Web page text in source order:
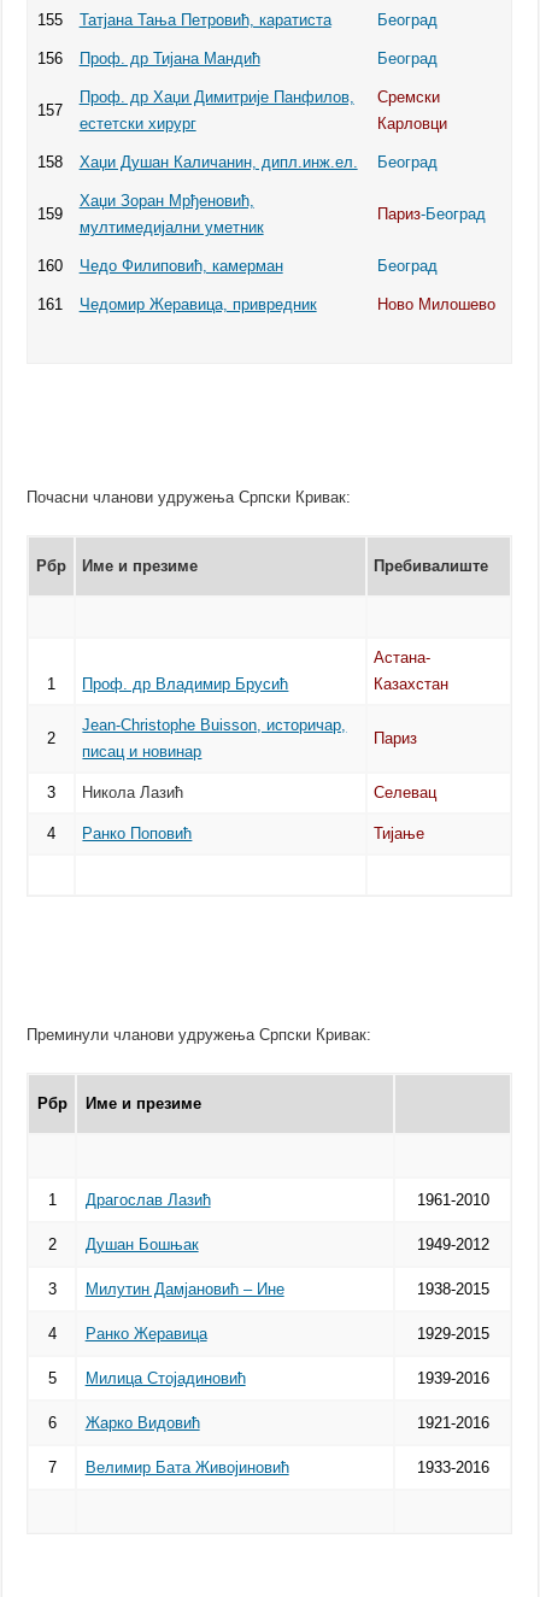
155 Татјана Тања Петровић, каратиста Београд
156 Проф. др Тијана Мандић Београд
157
Проф. др Хаџи Димитрије Панфилов,
естетски хирург
Сремски
Карловци
158 Хаџи Душан Каличанин, дипл.инж.ел. Београд
159
Хаџи Зоран Мрђеновић,
мултимедијални уметник
Париз-Београд
160 Чедо Филиповић, камерман Београд
161 Чедомир Жеравица, привредник Ново Милошево
Почасни чланови удружења Српски Кривак:
Рбр Име и презиме Пребивалиште
1 Проф. др Владимир Брусић
Астана-
Казахстан
2
Јean-Christophe Buisson, историчар,
писац и новинар
Париз
3 Никола Лазић Селевац
4 Ранко Поповић Тијање
Преминули чланови удружења Српски Кривак:
Рбр Име и презиме
1 Драгослав Лазић 1961-2010
2 Душан Бошњак 1949-2012
3 Милутин Дамјановић – Ине 1938-2015
4 Ранко Жеравица 1929-2015
5 Милица Стојадиновић 1939-2016
6 Жарко Видовић 1921-2016
7 Велимир Бата Живојиновић 1933-2016